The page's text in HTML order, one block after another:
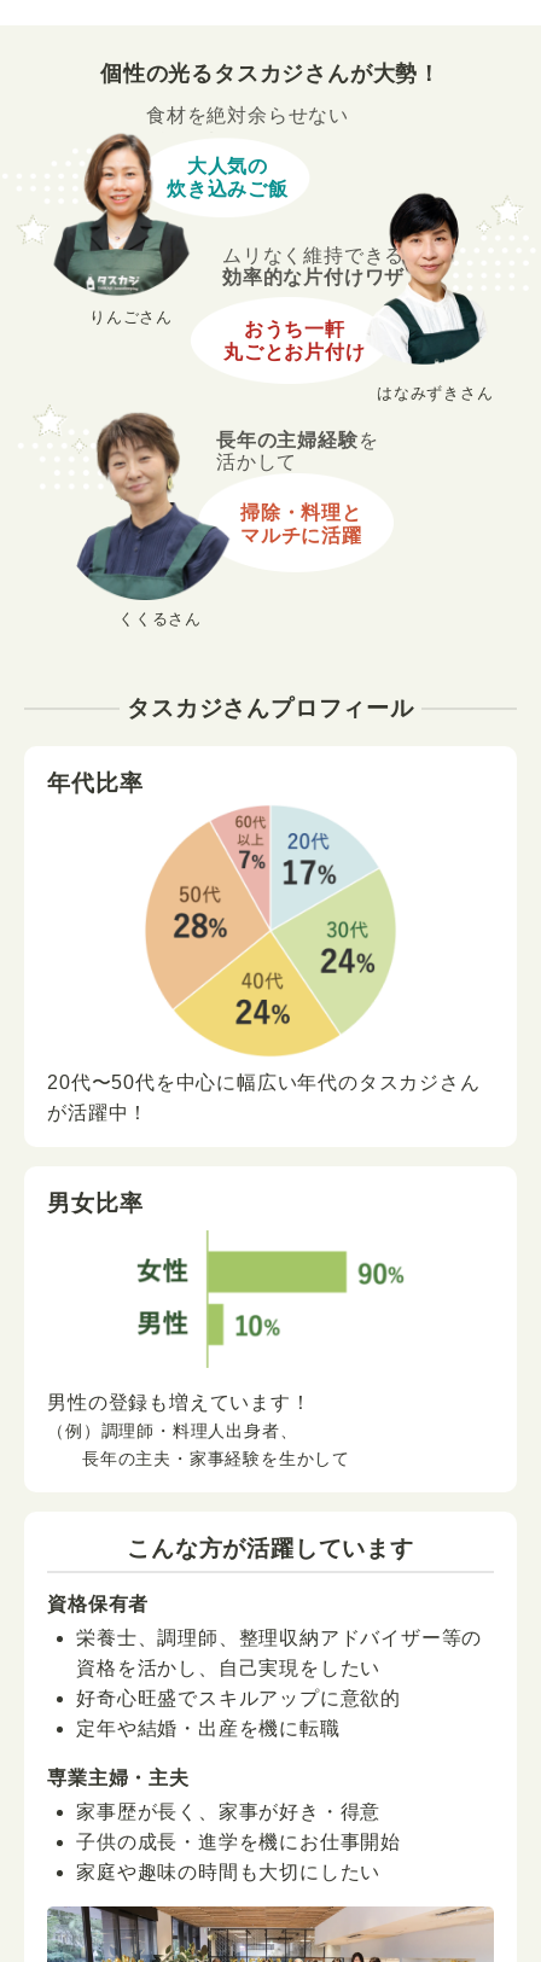
個性の光るタスカジさんが大勢！
くくるさん
長年の主婦経験を
活かして
掃除・料理と
マルチに活躍
りんごさん
食材を絶対余らせない
大人気の
炊き込みご飯
はなみずきさん
ムリなく維持できる
効率的な片付けワザ
おうち一軒
丸ごとお片付け
タスカジさんプロフィール
年代比率
20代〜50代を中心に幅広い年代のタスカジさん
が活躍中！
男女比率
男性の登録も増えています！
（例）調理師・料理人出身者、
長年の主夫・家事経験を生かして
こんな方が活躍しています
資格保有者
栄養士、調理師、整理収納アドバイザー等の
資格を活かし、自己実現をしたい
好奇心旺盛でスキルアップに意欲的
定年や結婚・出産を機に転職
専業主婦・主夫
家事歴が長く、家事が好き・得意
子供の成長・進学を機にお仕事開始
家庭や趣味の時間も大切にしたい